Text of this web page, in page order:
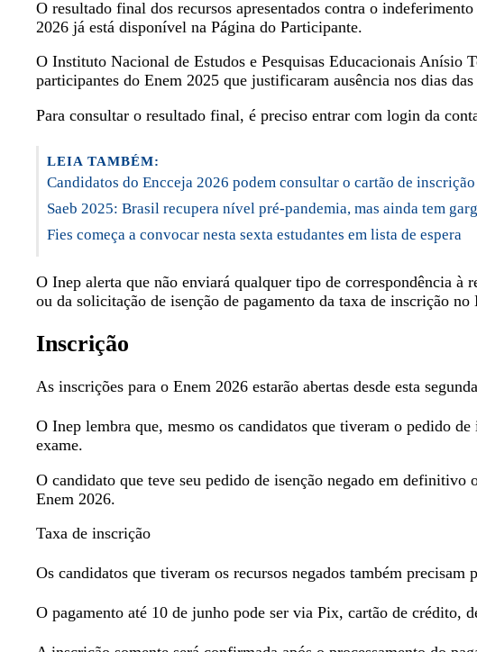
O resultado final dos recursos apresentados contra o
2026 já está disponível na Página do Participante.
O Instituto Nacional de Estudos e Pesquisas Educacionais Anísio
participantes do Enem 2025 que justificaram ausência nos dias das
Para consultar o resultado final, é preciso entrar com login da
LEIA TAMBÉM:
Candidatos do Encceja 2026 podem consultar o cartão de inscrição
Saeb 2025: Brasil recupera nível pré-pandemia, mas ainda tem
Fies começa a convocar nesta sexta estudantes em lista de espera
O Inep alerta que não enviará qualquer tipo de correspondência
ou da solicitação de isenção de pagamento da taxa de inscrição no
Inscrição
As inscrições para o Enem 2026 estarão abertas desde esta
O Inep lembra que, mesmo os candidatos que tiveram o pedido
exame.
O candidato que teve seu pedido de isenção negado em
Enem 2026.
Taxa de inscrição
Os candidatos que tiveram os recursos negados também
O pagamento até 10 de junho pode ser via Pix, cartão de crédito,